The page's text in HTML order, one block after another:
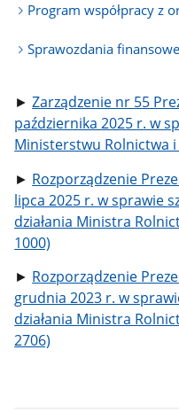
Program współpracy z
Sprawozdania
►Zarządzenie nr 55
października 2025 r. w
Ministerstwu Rolnictwa i
► Rozporządzenie
lipca 2025 r. w sprawie
działania Ministra
1000)
► Rozporządzenie
grudnia 2023 r. w
działania Ministra
2706)